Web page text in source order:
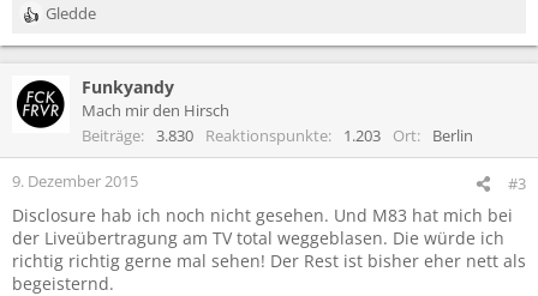
R
e
k
t
n
n
:
Gledde
Funkyandy
Mach mir den Hirsch
Beiträge
3.830 Reaktionspunkte 1.203 Ort Berlin
9. Dezember 2015 #3
Disclosure hab ich noch nicht gesehen. Und M83 hat mich bei
der Liveübertragung am TV total weggeblasen. Die würde ich
richtig richtig gerne mal sehen! Der Rest ist bisher eher nett als
begeisternd.